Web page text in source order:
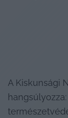
A Kiskunsági